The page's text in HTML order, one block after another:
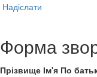
Надіслати
Форма
Прізвище Ім'я По